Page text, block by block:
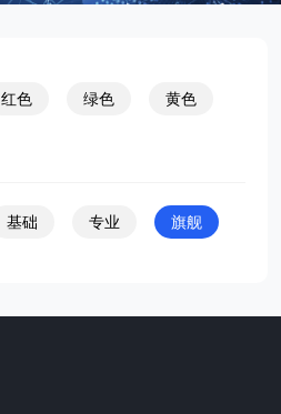
红色 绿色 黄色
基础 专业 旗舰